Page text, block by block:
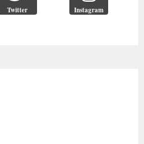
Twitter Instagram